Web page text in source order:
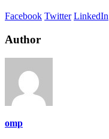
Facebook Twitter LinkedIn
Author
omp